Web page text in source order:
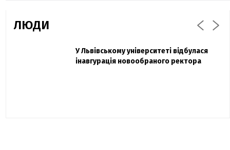
ЛЮДИ
Павло Дак
«Час не лікує, лише притуплює біль»:
Захисник "Азовсталі" Діанов вдруге
одружився та показав фото з весілля
У Львівському університеті відбулася
інавгурація новообраного ректора